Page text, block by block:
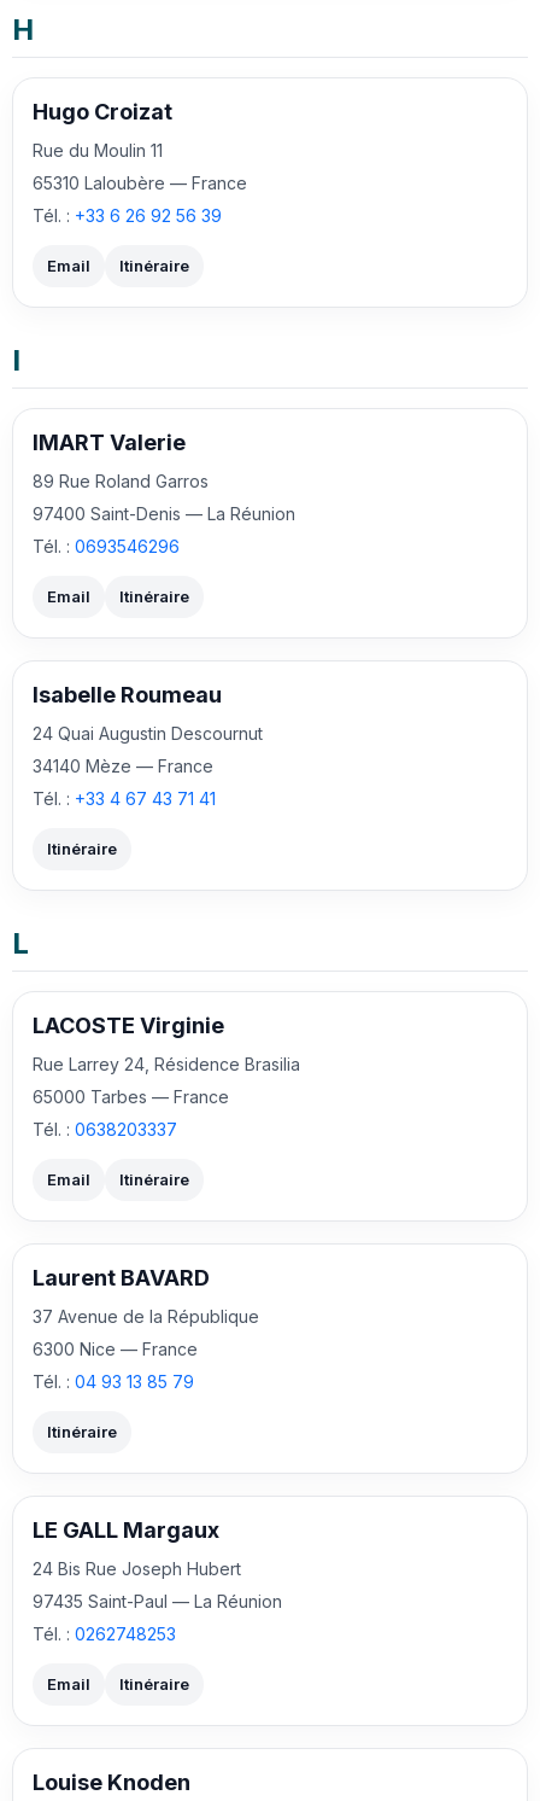
H
Hugo Croizat
Rue du Moulin 11
65310 Laloubère — France
Tél. : +33 6 26 92 56 39
Email Itinéraire
I
IMART Valerie
89 Rue Roland Garros
97400 Saint-Denis — La Réunion
Tél. : 0693546296
Email Itinéraire
Isabelle Roumeau
24 Quai Augustin Descournut
34140 Mèze — France
Tél. : +33 4 67 43 71 41
Itinéraire
L
LACOSTE Virginie
Rue Larrey 24, Résidence Brasilia
65000 Tarbes — France
Tél. : 0638203337
Email Itinéraire
Laurent BAVARD
37 Avenue de la République
6300 Nice — France
Tél. : 04 93 13 85 79
Itinéraire
LE GALL Margaux
24 Bis Rue Joseph Hubert
97435 Saint-Paul — La Réunion
Tél. : 0262748253
Email Itinéraire
Louise Knoden